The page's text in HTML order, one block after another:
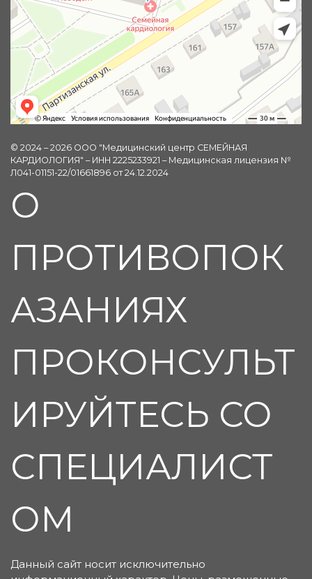
© 2024 – 2026 ООО "Медицинский центр СЕМЕЙНАЯ
КАРДИОЛОГИЯ" – ИНН 2225233921 – Медицинская лицензия №
Л041-01151-22/01661896 от 24.12.2024
О
ПРОТИВОПОК
АЗАНИЯХ
ПРОКОНСУЛЬТ
ИРУЙТЕСЬ СО
СПЕЦИАЛИСТ
ОМ
Данный сайт носит исключительно